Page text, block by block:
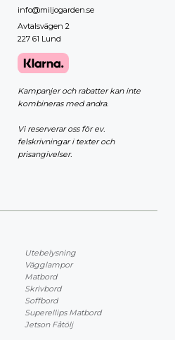
info@miljogarden.se
Avtalsvägen 2
227 61 Lund
Kampanjer och rabatter kan inte
kombineras med andra.
Vi reserverar oss för ev.
felskrivningar i texter och
prisangivelser.
Utebelysning
Vägglampor
Matbord
Skrivbord
Soffbord
Superellips Matbord
Jetson Fåtölj